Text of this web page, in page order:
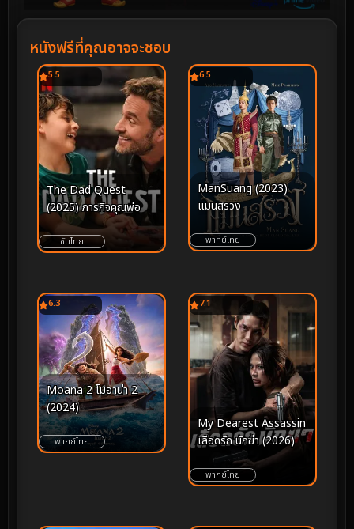
หนังฟรีที่คุณอาจจะชอบ
5.5
The Dad Quest
(2025) ภารกิจคุณพ่อ
ซับไทย
6.5
ManSuang (2023)
แมนสรวง
พากย์ไทย
6.3
Moana 2 โมอาน่า 2
(2024)
พากย์ไทย
7.1
My Dearest Assassin
เลือดรัก นักฆ่า (2026)
พากย์ไทย